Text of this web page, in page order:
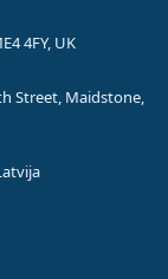
4FY, UK
Street, Maidstone,